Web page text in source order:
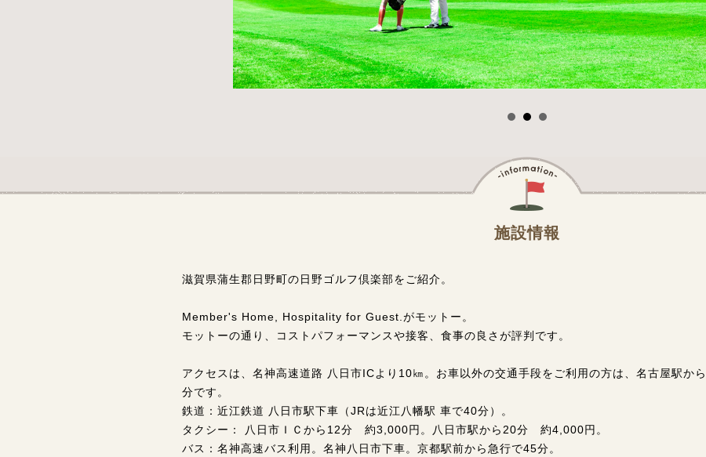
施設情報
滋賀県蒲生郡日野町の日野ゴルフ倶楽部をご紹介。
Member's Home, Hospitality for Guest.がモットー。
モットーの通り、コストパフォーマンスや接客、食事の良さが評判です。
アクセスは、名神高速道路 八日市ICより10㎞。お車以外の交通手段をご利用の方は、名古屋駅か
分です。
鉄道：近江鉄道 八日市駅下車（JRは近江八幡駅 車で40分）。
タクシー： 八日市ＩＣから12分 約3,000円。八日市駅から20分 約4,000円。
バス：名神高速バス利用。名神八日市下車。京都駅前から急行で45分。